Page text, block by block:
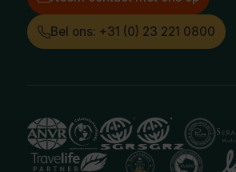
Bel ons: +31 (0) 23 221 0800